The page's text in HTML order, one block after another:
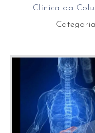
Clínica da